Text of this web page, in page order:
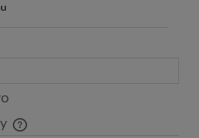
kosztów płatności